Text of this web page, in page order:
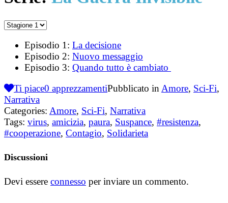
Episodio 1: La decisione
Episodio 2: Nuovo messaggio
Episodio 3: Quando tutto è cambiato
Ti piace0 apprezzamentiPubblicato in Amore, Sci-Fi,
Narrativa
Categories: Amore, Sci-Fi, Narrativa
Tags: virus, amicizia, paura, Suspance, #resistenza,
#cooperazione, Contagio, Solidarieta
Discussioni
Devi essere connesso per inviare un commento.